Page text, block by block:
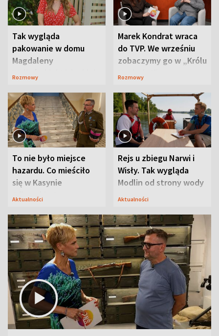
Tak wygląda
pakowanie w domu
Magdaleny
Waligórskiej-Lisieckiej.
Rozmowy
Marek Kondrat wraca
do TVP. We wrześniu
zobaczymy go w „Królu
Maciusiu I”
Rozmowy
To nie było miejsce
hazardu. Co mieściło
się w Kasynie
Oficerskim?
Aktualności
Rejs u zbiegu Narwi i
Wisły. Tak wygląda
Modlin od strony wody
Aktualności